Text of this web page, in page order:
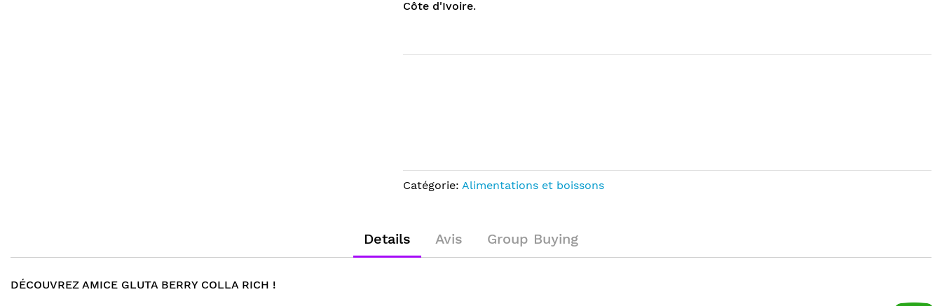
Côte d'Ivoire.
Catégorie: Alimentations et boissons
Details
DÉCOUVREZ AMICE GLUTA BERRY COLLA RICH !
Avis Group Buying